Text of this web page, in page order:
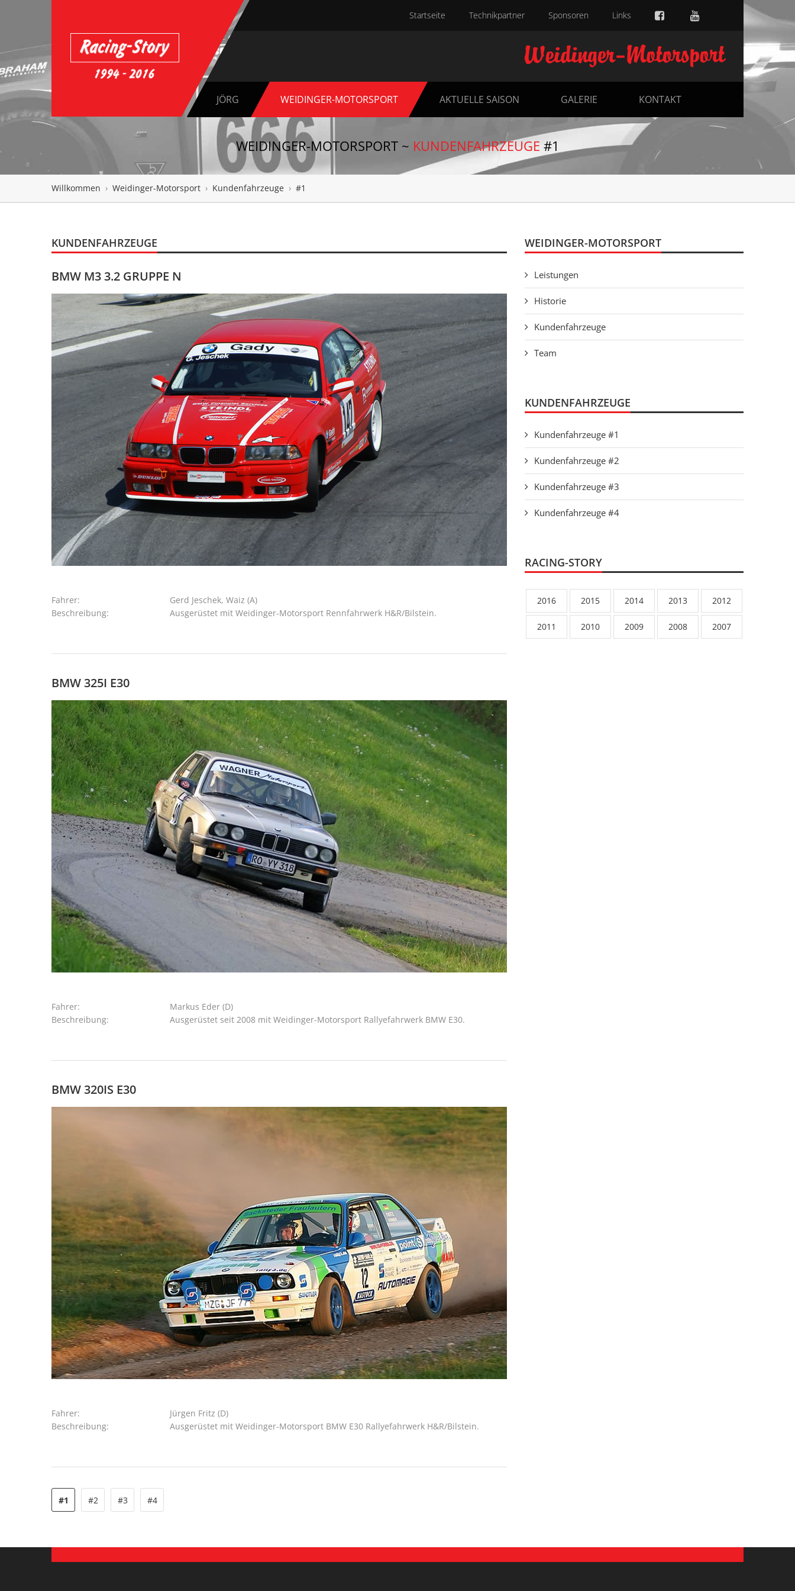
Startseite Technikpartner Sponsoren Links
JÖRG WEIDINGER-MOTORSPORT AKTUELLE SAISON GALERIE KONTAKT
WEIDINGER-MOTORSPORT ~ KUNDENFAHRZEUGE #1
Willkommen › Weidinger-Motorsport › Kundenfahrzeuge › #1
KUNDENFAHRZEUGE
BMW M3 3.2 GRUPPE N
Fahrer:
Gerd Jeschek, Waiz (A)
Beschreibung:
Ausgerüstet mit Weidinger-Motorsport Rennfahrwerk H&R/Bilstein.
BMW 325I E30
Fahrer:
Markus Eder (D)
Beschreibung:
Ausgerüstet seit 2008 mit Weidinger-Motorsport Rallyefahrwerk BMW E30.
BMW 320IS E30
Fahrer:
Jürgen Fritz (D)
Beschreibung:
Ausgerüstet mit Weidinger-Motorsport BMW E30 Rallyefahrwerk H&R/Bilstein.
#1 #2 #3 #4
WEIDINGER-MOTORSPORT
Leistungen
Historie
Kundenfahrzeuge
Team
KUNDENFAHRZEUGE
Kundenfahrzeuge #1
Kundenfahrzeuge #2
Kundenfahrzeuge #3
Kundenfahrzeuge #4
RACING-STORY
2016 2015 2014 2013 2012
2011 2010 2009 2008 2007